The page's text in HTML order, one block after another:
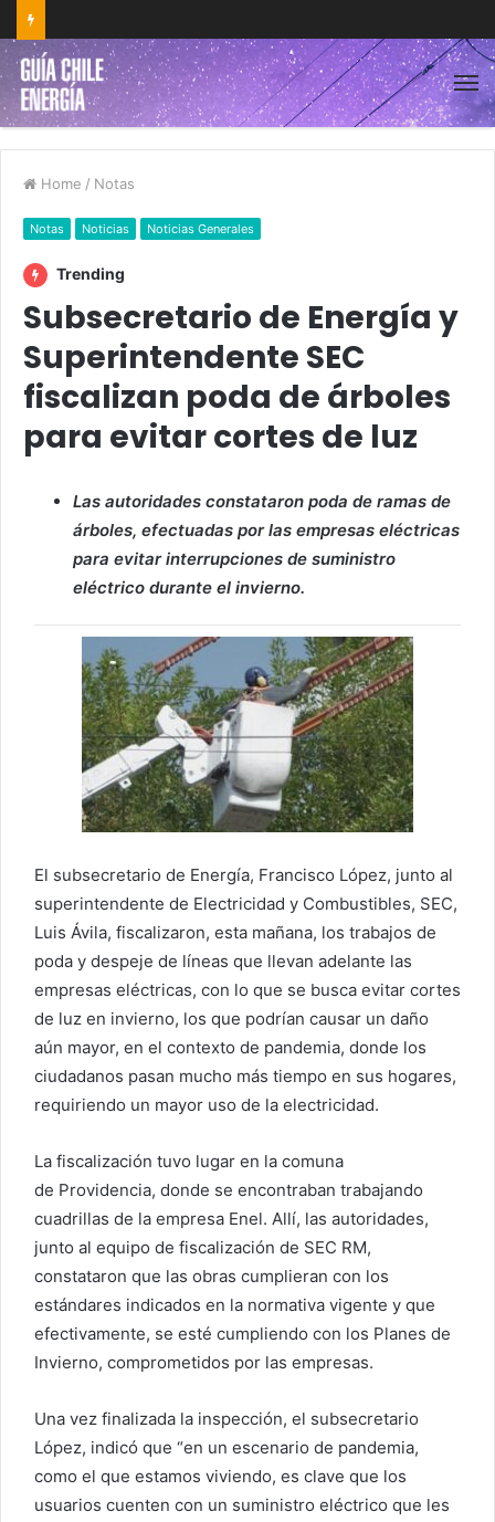
Home / Notas
Notas Noticias Noticias Generales
Trending
Subsecretario de Energía y
Superintendente SEC
fiscalizan poda de árboles
para evitar cortes de luz
Las autoridades constataron poda de ramas de
árboles, efectuadas por las empresas eléctricas
para evitar interrupciones de suministro
eléctrico durante el invierno.
El subsecretario de Energía, Francisco López, junto al
superintendente de Electricidad y Combustibles, SEC,
Luis Ávila, fiscalizaron, esta mañana, los trabajos de
poda y despeje de líneas que llevan adelante las
empresas eléctricas, con lo que se busca evitar cortes
de luz en invierno, los que podrían causar un daño
aún mayor, en el contexto de pandemia, donde los
ciudadanos pasan mucho más tiempo en sus hogares,
requiriendo un mayor uso de la electricidad.
La fiscalización tuvo lugar en la comuna
de Providencia, donde se encontraban trabajando
cuadrillas de la empresa Enel. Allí, las autoridades,
junto al equipo de fiscalización de SEC RM,
constataron que las obras cumplieran con los
estándares indicados en la normativa vigente y que
efectivamente, se esté cumpliendo con los Planes de
Invierno, comprometidos por las empresas.
Una vez finalizada la inspección, el subsecretario
López, indicó que “en un escenario de pandemia,
como el que estamos viviendo, es clave que los
usuarios cuenten con un suministro eléctrico que les